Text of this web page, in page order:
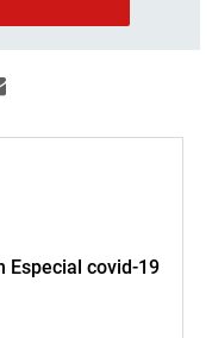
Especial covid-19